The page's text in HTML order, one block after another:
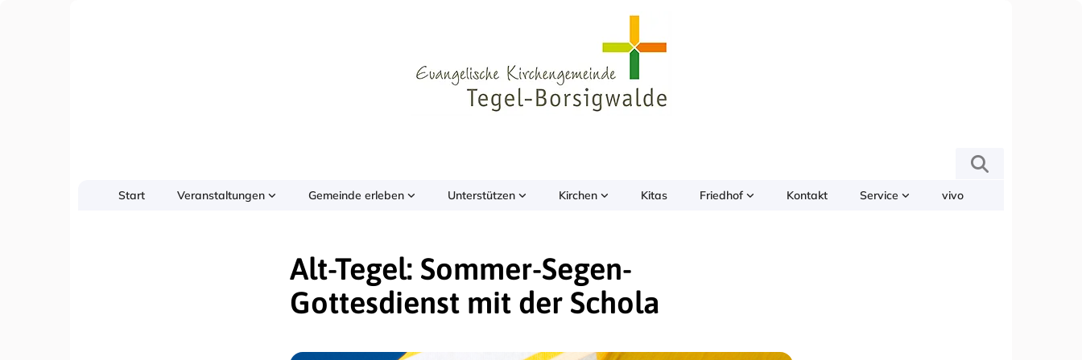
Start Veranstaltungen Gemeinde erleben Unterstützen Kirchen Kitas Friedhof Kontakt Service vivo
Alt-Tegel: Sommer-Segen-
Gottesdienst mit der Schola